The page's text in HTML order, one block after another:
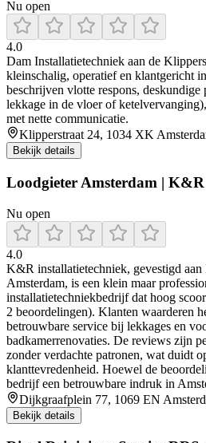
Nu open
4.0
Dam Installatietechniek aan de
kleinschalig, operatief en klantgericht
beschrijven vlotte respons,
lekkage in de vloer of
met nette communicatie.
Klipperstraat 24, 1034 XK
Bekijk details
Loodgieter Amsterdam |
Nu open
4.0
K&R installatietechniek, gevestigd
Amsterdam, is een klein maar
installatietechniekbedrijf dat hoog
2 beoordelingen). Klanten waarderen
betrouwbare service bij lekkages en
badkamerrenovaties. De reviews zijn
zonder verdachte patronen, wat duidt
klanttevredenheid. Hoewel de
bedrijf een betrouwbare indruk in
Dijkgraafplein 77, 1069 EN
Bekijk details